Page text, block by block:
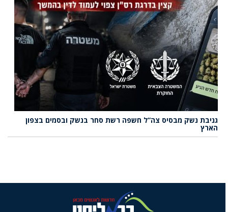
גניבת נשק מבסיס צה”ל חשפה רשת סחר בנשק ובסמים בצפון
הארץ